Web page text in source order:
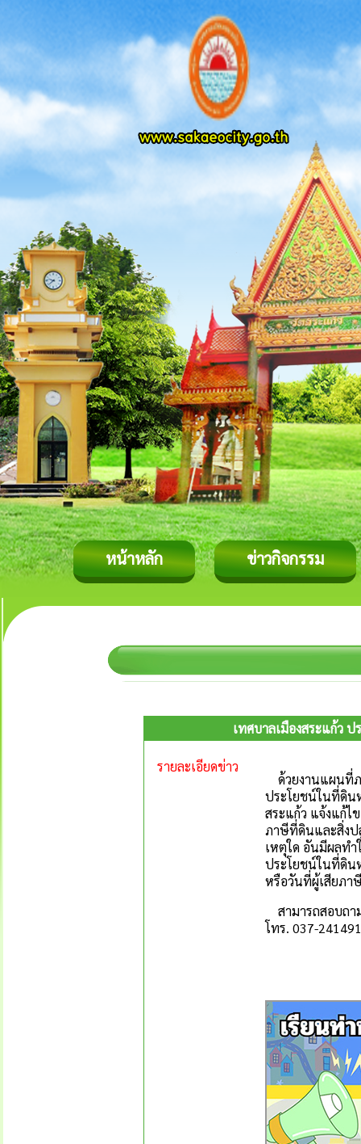
หน้าหลัก ข่าวกิจกรรม
เทศบาลเมืองสระแก้ว
รายละเอียดข่าว
ด้วยงานแผนที่ภ
ประโยชน์ในที่ดิน
สระแก้ว แจ้งแก้
ภาษีที่ดินและสิ่งป
เหตุใด อันมีผลท
ประโยชน์ในที่ดิน
หรือวันที่ผู้เสียภา
สามารถสอบถา
โทร. 037-